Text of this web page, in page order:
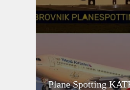
Plane Spotting